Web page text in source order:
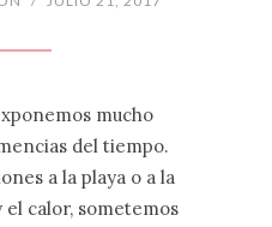
mucho
del tiempo.
a la playa o a la
el calor, sometemos